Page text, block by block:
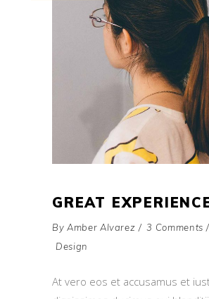
GREAT
By Amber Alvarez 3 Comments
Design
At vero eos et accusamus et